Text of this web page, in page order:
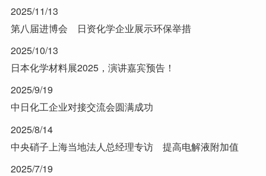
2025/11/13
第八届进博会 日资化学企业展示环保举措
2025/10/13
日本化学材料展2025，演讲嘉宾预告！
2025/9/19
中日化工企业对接交流会圆满成功
2025/8/14
中央硝子上海当地法人总经理专访 提高电解液附加值
2025/7/19